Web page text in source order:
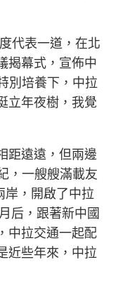
代表一道，在北
揭幕式，宣佈中
別培養下，中拉
立年夜樹，我覺
距遠遠，但兩邊
，一艘艘滿載友
岸，開啟了中拉
后，跟著新中國
中拉交通一起配
近些年來，中拉